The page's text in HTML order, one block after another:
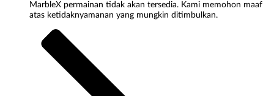
MarbleX permainan tidak akan tersedia. Kami memohon maaf
atas ketidaknyamanan yang mungkin ditimbulkan.